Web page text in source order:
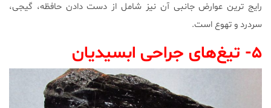
رایج ترین عوارض جانبی آن نیز شامل از دست دادن حافظه، گیجی،
سردرد و تهوع است.
۵- تیغ‌های جراحی ابسیدیان